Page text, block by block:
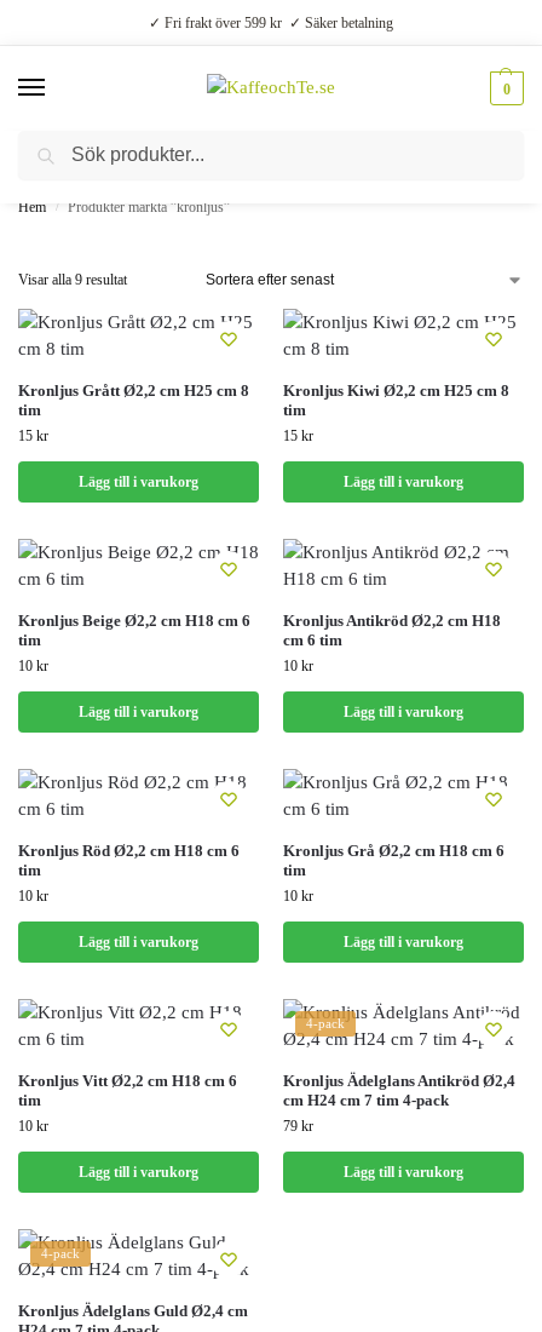
✓ Fri frakt över 599 kr ✓ Säker betalning
0
Välsmakande vardagslyx –
Hem / Produkter märkta ”kronljus”
Visar alla 9 resultat
Kronljus Grått Ø2,2 cm H25 cm 8
tim
15 kr
Lägg till i varukorg
Kronljus Kiwi Ø2,2 cm H25 cm 8
tim
15 kr
Lägg till i varukorg
Kronljus Beige Ø2,2 cm H18 cm 6
tim
10 kr
Lägg till i varukorg
Kronljus Antikröd Ø2,2 cm H18
cm 6 tim
10 kr
Lägg till i varukorg
Kronljus Röd Ø2,2 cm H18 cm 6
tim
10 kr
Lägg till i varukorg
Kronljus Grå Ø2,2 cm H18 cm 6
tim
10 kr
Lägg till i varukorg
Kronljus Vitt Ø2,2 cm H18 cm 6
tim
10 kr
Lägg till i varukorg
4-pack
Kronljus Ädelglans Antikröd Ø2,4
cm H24 cm 7 tim 4-pack
79 kr
Lägg till i varukorg
4-pack
Kronljus Ädelglans Guld Ø2,4 cm